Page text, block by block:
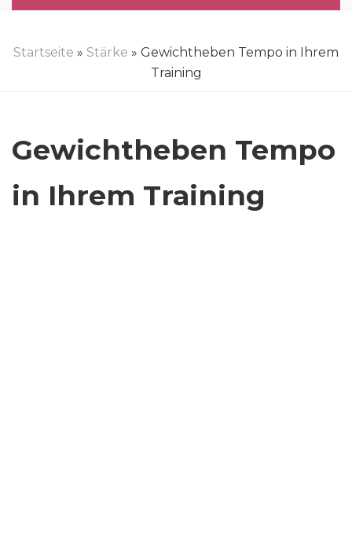
Startseite » Stärke » Gewichtheben Tempo in Ihrem
Training
Gewichtheben Tempo
in Ihrem Training